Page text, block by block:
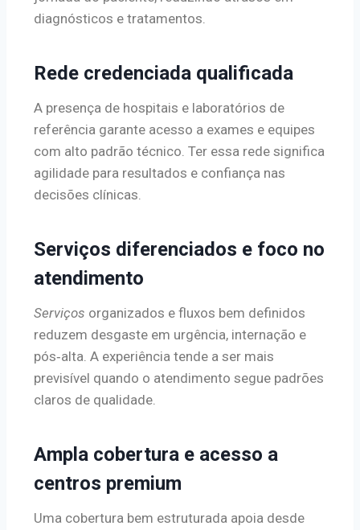
diagnósticos e tratamentos.
Rede credenciada qualificada
A presença de hospitais e laboratórios de
referência garante acesso a exames e equipes
com alto padrão técnico. Ter essa rede significa
agilidade para resultados e confiança nas
decisões clínicas.
Serviços diferenciados e foco no
atendimento
Serviços organizados e fluxos bem definidos
reduzem desgaste em urgência, internação e
pós‑alta. A experiência tende a ser mais
previsível quando o atendimento segue padrões
claros de qualidade.
Ampla cobertura e acesso a
centros premium
Uma cobertura bem estruturada apoia desde